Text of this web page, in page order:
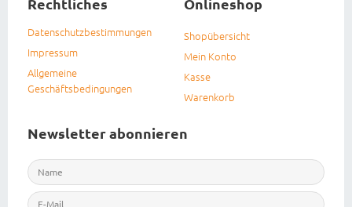
Datenschutzbestimmungen
Impressum
Allgemeine
Geschäftsbedingungen
Shopübersicht
Mein Konto
Kasse
Warenkorb
Newsletter abonnieren